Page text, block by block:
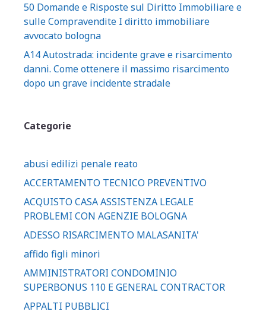
50 Domande e Risposte sul Diritto Immobiliare e
sulle Compravendite I diritto immobiliare
avvocato bologna
A14 Autostrada: incidente grave e risarcimento
danni. Come ottenere il massimo risarcimento
dopo un grave incidente stradale
Categorie
abusi edilizi penale reato
ACCERTAMENTO TECNICO PREVENTIVO
ACQUISTO CASA ASSISTENZA LEGALE
PROBLEMI CON AGENZIE BOLOGNA
ADESSO RISARCIMENTO MALASANITA'
affido figli minori
AMMINISTRATORI CONDOMINIO
SUPERBONUS 110 E GENERAL CONTRACTOR
APPALTI PUBBLICI